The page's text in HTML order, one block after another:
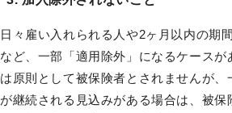
日々雇い入れられる人や2ヶ月以内の期
など、一部「適用除外」になるケースが
は原則として被保険者とされませんが、
が継続される見込みがある場合は、被保